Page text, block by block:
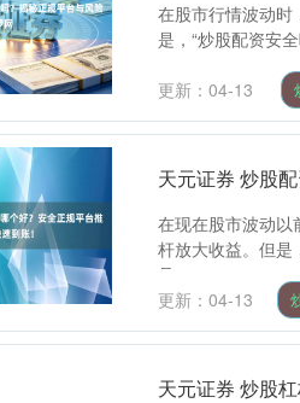
在股市行情波动时
是，“炒股配资安
更新：04-13
天元证券 炒股
在现在股市波动以
杆放大收益。但是
且....
更新：04-13
天元证券 炒股